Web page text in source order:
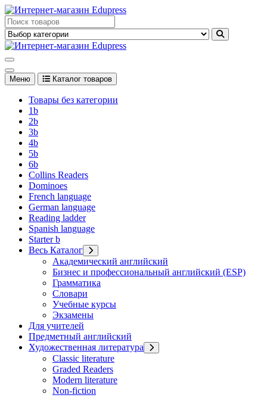
Перейти
к
содержимому
Edupress Uzbekistan, Edupress Узбекистан, книги, учебники на
английском языке
английском языке
Меню Каталог товаров
Товары без категории
1b
2b
3b
4b
5b
6b
Collins Readers
Dominoes
French language
German language
Reading ladder
Spanish language
Starter b
Весь Каталог
Академический английский
Бизнес и профессиональный английский (ESP)
Грамматика
Словари
Учебные курсы
Экзамены
Для учителей
Предметный английский
Художественная литература
Classic literature
Graded Readers
Modern literature
Non-fiction